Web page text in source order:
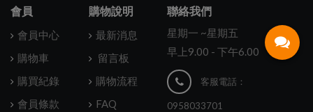
會員
會員中心
購物車
購買紀錄
會員條款
購物說明
最新消息
留言板
購物流程
FAQ
聯絡我們
星期一 ~星期五
早上9.00 - 下午6.00
客服電話：
0958033701